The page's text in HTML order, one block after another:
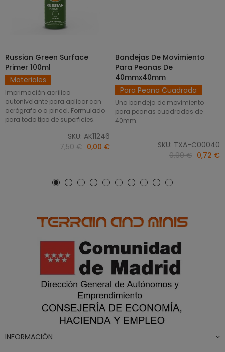
AÑADIR AL CARRITO
Russian Green Surface
Primer 100ml
Materiales
Imprimación acrílica
autonivelante para aplicar con
aerógrafo o a pincel. Formulado
para todo tipo de superficies.
SKU: AK11246
7,50 € 0,00 €
SELECCIONAR OPCIONES
Bandejas De Movimiento
Para Peanas De
40mmx40mm
Para Peana Cuadrada
Una bandeja de movimiento
para peanas cuadradas de
40mm.
SKU: TXA-C00040
0,90 € 0,72 €
INFORMACIÓN